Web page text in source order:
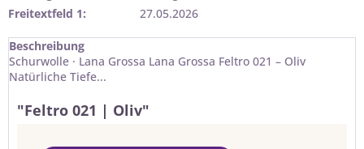
Freitextfeld 1:
27.05.2026
Beschreibung
Schurwolle · Lana Grossa Lana Grossa Feltro 021 – Oliv
Natürliche Tiefe...
"Feltro 021 | Oliv"